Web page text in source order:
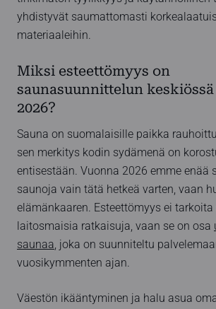
yhdistyvät saumattomasti
materiaaleihin.
Miksi esteettömyys on
saunasuunnittelun
2026?
Sauna on suomalaisille paikka
sen merkitys kodin sydämenä on
entisestään. Vuonna 2026 emme enää
saunoja vain tätä hetkeä varten, vaan
elämänkaaren. Esteettömyys ei tarkoita
laitosmaisia ratkaisuja, vaan se on osa
saunaa, joka on suunniteltu
vuosikymmenten ajan.
Väestön ikääntyminen ja halu asua